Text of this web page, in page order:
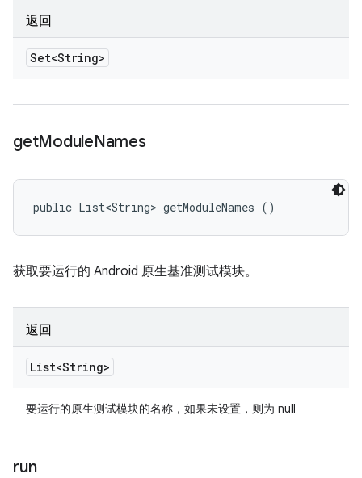
返回
Set<String>
getModuleNames
public List<String> getModuleNames ()
获取要运行的 Android 原生基准测试模块。
返回
List<String>
要运行的原生测试模块的名称，如果未设置，则为 null
run